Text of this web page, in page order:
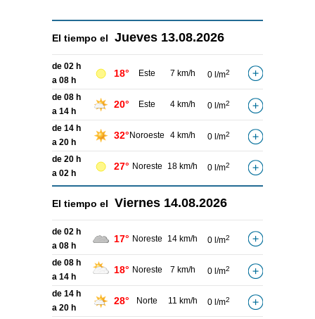
El tiempo el Jueves 13.08.2026
de 02 h
a 08 h
18° Este 7 km/h 0 l/m2
de 08 h
a 14 h
20° Este 4 km/h 0 l/m2
de 14 h
a 20 h
32° Noroeste 4 km/h 0 l/m2
de 20 h
a 02 h
27° Noreste 18 km/h 0 l/m2
El tiempo el Viernes 14.08.2026
de 02 h
a 08 h
17° Noreste 14 km/h 0 l/m2
de 08 h
a 14 h
18° Noreste 7 km/h 0 l/m2
de 14 h
a 20 h
28° Norte 11 km/h 0 l/m2